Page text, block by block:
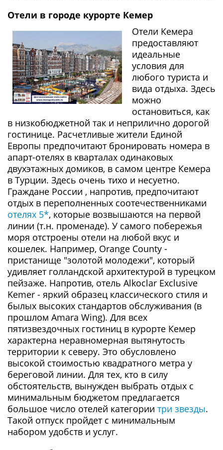
Отели в городе курорте Кемер
Отели Кемера
предоставляют
идеальные
условия для
любого туриста и
вида отдыха. Здесь
можно
остановиться, как
в низкобюджетной так и неприлично дорогой
гостинице. Расчетливые жители Единой
Европы предпочитают бронировать номера в
апарт-отелях в кварталах одинаковых
двухэтажных домиков, в самом центре Кемера
в Турции. Здесь очень тихо и несуетно.
Граждане России , напротив, предпочитают
отдых в переполненных соотечественниками
отелях 5*, которые возвышаются на первой
линии (т.н. променаде). У самого побережья
моря отстроены отели на любой вкус и
кошелек. Например, Orange County -
пристанище "золотой молодежи", который
удивляет голландской архитектурой в турецком
пейзаже. Напротив, отель Alkoclar Exclusive
Kemer - яркий образец классического стиля и
былых высоких стандартов обслуживания (в
прошлом Amara Wing). Для всех
пятизвездочных гостиниц в курорте Кемер
характерна неравномерная вытянутость
территории к северу. Это обусловлено
высокой стоимостью квадратного метра у
береговой линии. Для тех, кто в силу
обстоятельств, вынужден выбрать отдых с
минимальным бюджетом предлагается
большое число отелей категории три звезды.
Такой отпуск пройдет с минимальным
набором удобств и услуг.